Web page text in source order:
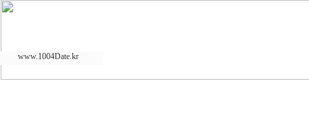
www.1004Date.kr